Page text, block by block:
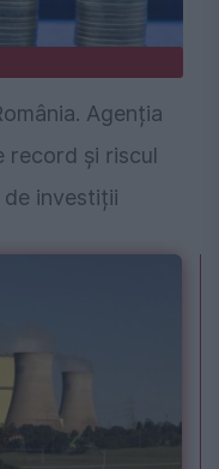
Agenția
record și riscul
investiții